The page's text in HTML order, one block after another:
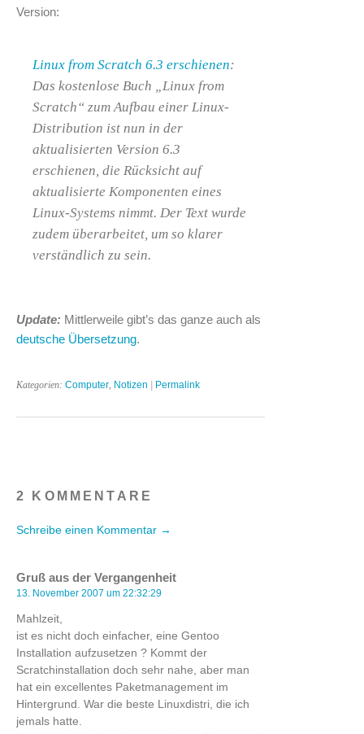
Version:
Linux from Scratch 6.3 erschienen:
Das kostenlose Buch „Linux from
Scratch“ zum Aufbau einer Linux-
Distribution ist nun in der
aktualisierten Version 6.3
erschienen, die Rücksicht auf
aktualisierte Komponenten eines
Linux-Systems nimmt. Der Text wurde
zudem überarbeitet, um so klarer
verständlich zu sein.
Update: Mittlerweile gibt’s das ganze auch als
deutsche Übersetzung.
Kategorien: Computer Notizen | Permalink
2 KOMMENTARE
Schreibe einen Kommentar →
Gruß aus der Vergangenheit
13. November 2007 um 22:32:29
Mahlzeit,
ist es nicht doch einfacher, eine Gentoo
Installation aufzusetzen ? Kommt der
Scratchinstallation doch sehr nahe, aber man
hat ein excellentes Paketmanagement im
Hintergrund. War die beste Linuxdistri, die ich
jemals hatte.